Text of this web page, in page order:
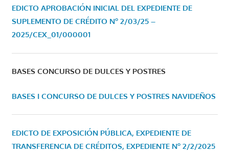
EDICTO APROBACIÓN INICIAL DEL EXPEDIENTE DE
SUPLEMENTO DE CRÉDITO Nº 2/03/25 –
2025/CEX_01/000001
BASES CONCURSO DE DULCES Y POSTRES
BASES I CONCURSO DE DULCES Y POSTRES NAVIDEÑOS
EDICTO DE EXPOSICIÓN PÚBLICA, EXPEDIENTE DE
TRANSFERENCIA DE CRÉDITOS, EXPEDIENTE Nº 2/2/2025